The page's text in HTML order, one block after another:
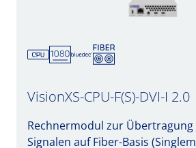
VisionXS-CPU-F(S)-DVI-I 2.0
Rechnermodul zur Übertragung
Signalen auf Fiber-Basis